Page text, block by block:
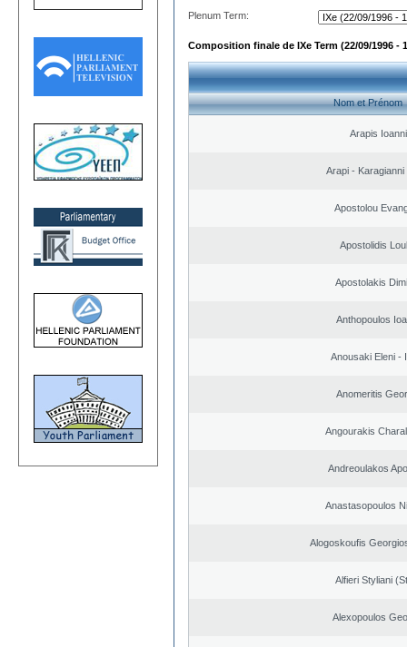
Plenum Term:
Composition finale de IXe Term (22/09/1996 -
Nom et Prénom
Arapis
Arapi - Karagianni
Apostolou
Apostolidis
Apostolakis
Anthopoulos
Anousaki Eleni -
Anomeritis
Angourakis
Andreoulakos
Anastasopoulos
Alogoskoufis
Alfieri Styliani
Alexopoulos